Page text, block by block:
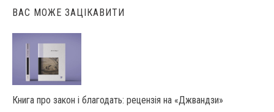
ВАС МОЖЕ ЗАЦІКАВИТИ
Книга про закон і благодать: рецензія на «Джвандзи»